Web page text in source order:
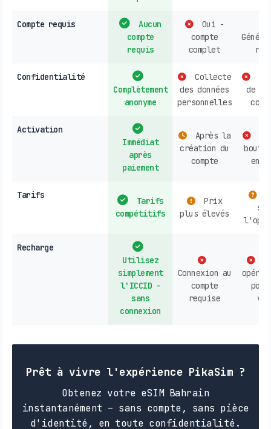
Compte requis
Aucun
compte
requis
Oui -
compte
complet
Confidentialité
Complètement
anonyme
Collecte
des données
personnelles
de
Activation
Immédiat
après
paiement
Après la
création du
compte
en
Tarifs
Tarifs
compétitifs
Prix
plus élevés
Recharge
Utilisez
simplement
l'ICCID -
sans
connexion
Connexion au
compte
requise
Prêt à vivre l'expérience PikaSim ?
Obtenez votre eSIM Bahrain
instantanément – sans compte, sans pièce
d'identité, en toute confidentialité.